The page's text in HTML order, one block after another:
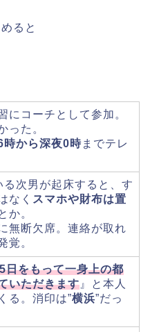
ると
にコーチとして参加。
った。
時から深夜0時までテレ
次男が起床すると、す
なく スマホや財布は置
か。
無断欠席。連絡が取れ
覚。
日をもって一身上の都
いただきます 』と本人
る。消印は”横浜”だっ